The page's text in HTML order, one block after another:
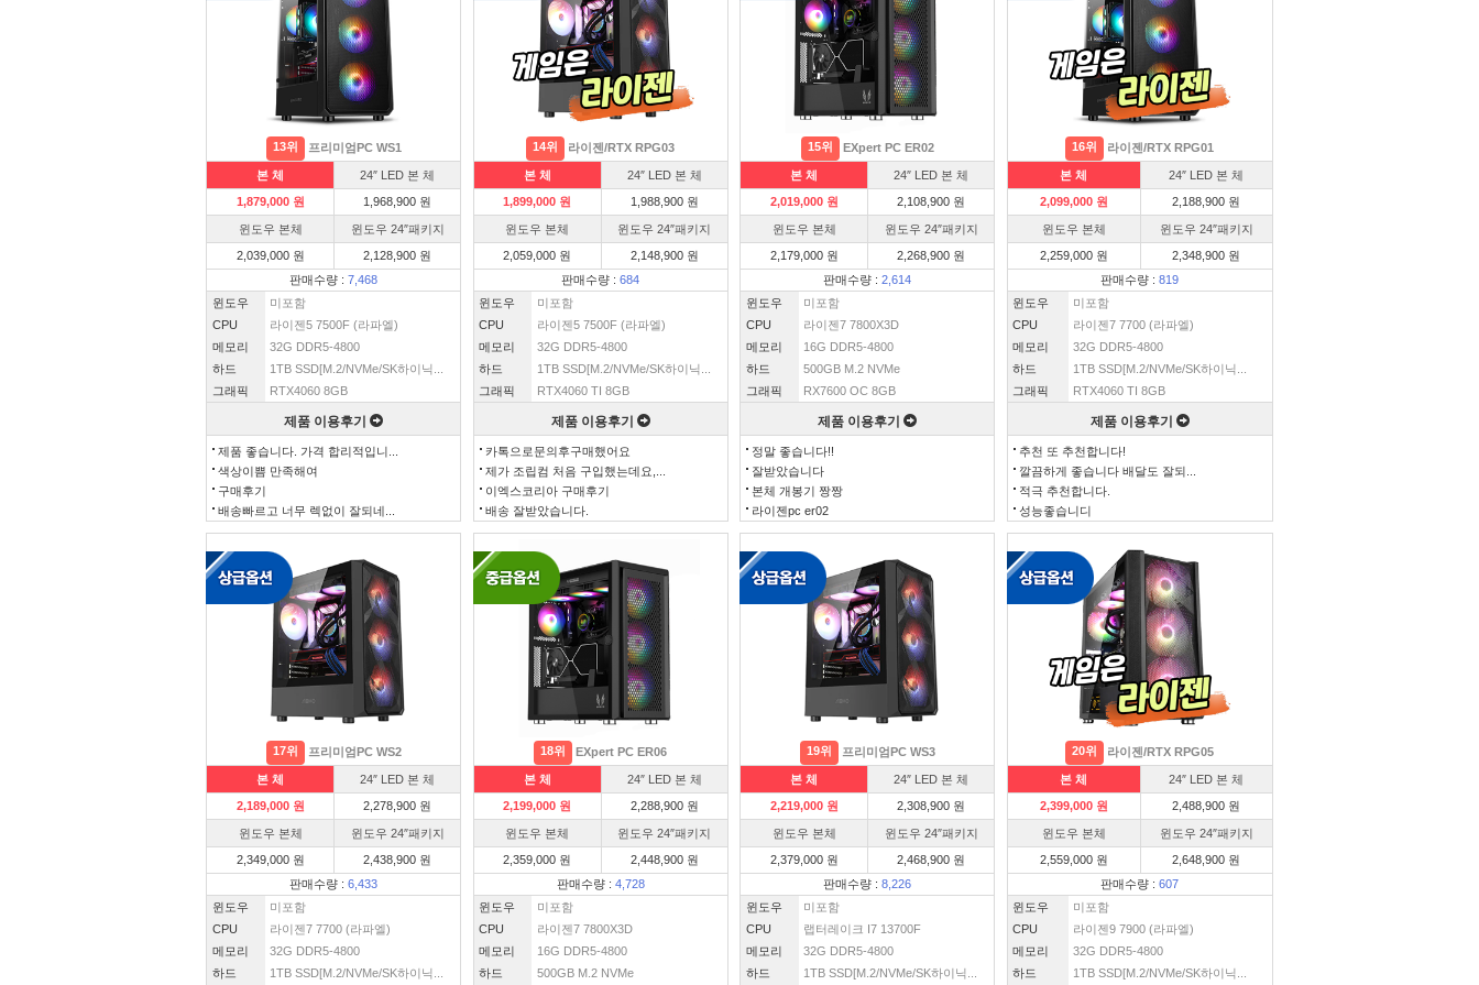
13위 프리미엄PC WS1
본 체
24″ LED 본 체
1,879,000 원
1,968,900 원
윈도우 본체
윈도우 24″패키지
2,039,000 원
2,128,900 원
판매수량 : 7,468
윈도우
미포함
CPU
라이젠5 7500F (라파엘)
메모리
32G DDR5-4800
하드
1TB SSD[M.2/NVMe/SK하이닉...
그래픽
RTX4060 8GB
제품 이용후기
제품 좋습니다. 가격 합리적입니...
색상이쁨 만족해여
구매후기
배송빠르고 너무 렉없이 잘되네...
14위 라이젠/RTX RPG03
본 체
24″ LED 본 체
1,899,000 원
1,988,900 원
윈도우 본체
윈도우 24″패키지
2,059,000 원
2,148,900 원
판매수량 : 684
윈도우
미포함
CPU
라이젠5 7500F (라파엘)
메모리
32G DDR5-4800
하드
1TB SSD[M.2/NVMe/SK하이닉...
그래픽
RTX4060 TI 8GB
제품 이용후기
카톡으로문의후구매했어요
제가 조립컴 처음 구입했는데요,...
이엑스코리아 구매후기
배송 잘받았습니다.
15위 EXpert PC ER02
본 체
24″ LED 본 체
2,019,000 원
2,108,900 원
윈도우 본체
윈도우 24″패키지
2,179,000 원
2,268,900 원
판매수량 : 2,614
윈도우
미포함
CPU
라이젠7 7800X3D
메모리
16G DDR5-4800
하드
500GB M.2 NVMe
그래픽
RX7600 OC 8GB
제품 이용후기
정말 좋습니다!!
잘받았습니다
본체 개봉기 짱짱
라이젠pc er02
16위 라이젠/RTX RPG01
본 체
24″ LED 본 체
2,099,000 원
2,188,900 원
윈도우 본체
윈도우 24″패키지
2,259,000 원
2,348,900 원
판매수량 : 819
윈도우
미포함
CPU
라이젠7 7700 (라파엘)
메모리
32G DDR5-4800
하드
1TB SSD[M.2/NVMe/SK하이닉...
그래픽
RTX4060 TI 8GB
제품 이용후기
추천 또 추천합니다!
깔끔하게 좋습니다 배달도 잘되...
적극 추천합니다.
성능좋습니디
17위 프리미엄PC WS2
본 체
24″ LED 본 체
2,189,000 원
2,278,900 원
윈도우 본체
윈도우 24″패키지
2,349,000 원
2,438,900 원
판매수량 : 6,433
윈도우
미포함
CPU
라이젠7 7700 (라파엘)
메모리
32G DDR5-4800
하드
1TB SSD[M.2/NVMe/SK하이닉...
18위 EXpert PC ER06
본 체
24″ LED 본 체
2,199,000 원
2,288,900 원
윈도우 본체
윈도우 24″패키지
2,359,000 원
2,448,900 원
판매수량 : 4,728
윈도우
미포함
CPU
라이젠7 7800X3D
메모리
16G DDR5-4800
하드
500GB M.2 NVMe
19위 프리미엄PC WS3
본 체
24″ LED 본 체
2,219,000 원
2,308,900 원
윈도우 본체
윈도우 24″패키지
2,379,000 원
2,468,900 원
판매수량 : 8,226
윈도우
미포함
CPU
랩터레이크 I7 13700F
메모리
32G DDR5-4800
하드
1TB SSD[M.2/NVMe/SK하이닉...
20위 라이젠/RTX RPG05
본 체
24″ LED 본 체
2,399,000 원
2,488,900 원
윈도우 본체
윈도우 24″패키지
2,559,000 원
2,648,900 원
판매수량 : 607
윈도우
미포함
CPU
라이젠9 7900 (라파엘)
메모리
32G DDR5-4800
하드
1TB SSD[M.2/NVMe/SK하이닉...